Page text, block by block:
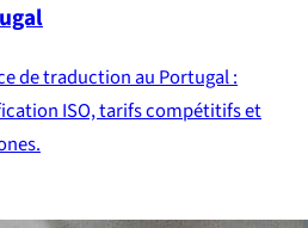
de traduction au Portugal :
ISO, tarifs compétitifs et